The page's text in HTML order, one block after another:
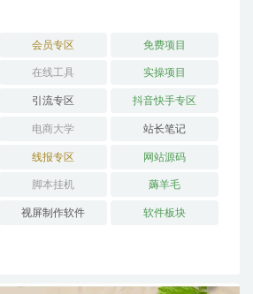
会员专区 免费项目
在线工具 实操项目
引流专区 抖音快手专区
电商大学 站长笔记
线报专区 网站源码
脚本挂机 薅羊毛
视屏制作软件 软件板块